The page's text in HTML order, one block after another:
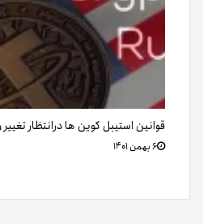
قوانین استیبل کوین ها درانتظار
۶ بهمن ۱۴۰۱